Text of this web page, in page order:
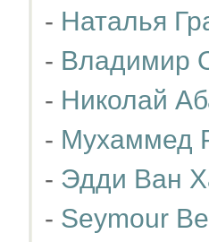
- Наталья
- Владимир
- Николай
- Мухаммед
- Эдди Ван
- Seymour